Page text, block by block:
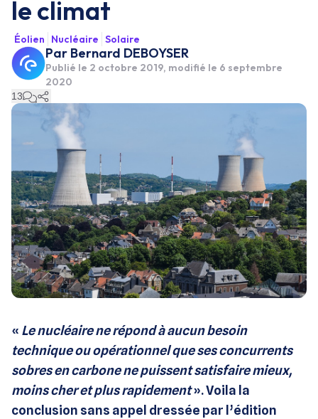
le climat
Éolien Nucléaire Solaire
Par Bernard DEBOYSER
Publié le 2 octobre 2019, modifié le 6 septembre
2020
13
« Le nucléaire ne répond à aucun besoin
technique ou opérationnel que ses concurrents
sobres en carbone ne puissent satisfaire mieux,
moins cher et plus rapidement». Voila la
conclusion sans appel dressée par l’édition